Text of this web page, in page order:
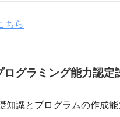
ちら
グラミング能力認定
知識とプログラムの作成